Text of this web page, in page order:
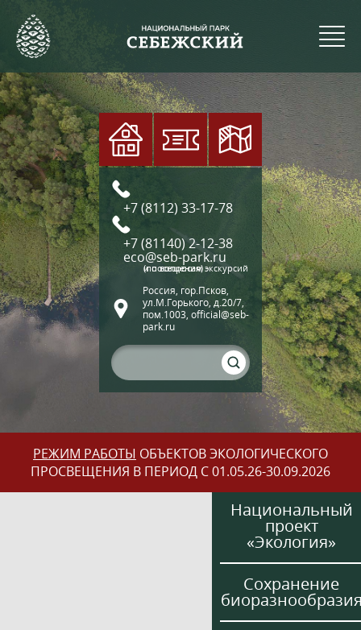
+7 (8112) 33-17-78
+7 (81140) 2-12-38
eco@seb-park.ru
(по вопросам экскурсий и посещения)
Россия, гор.Псков,
ул.М.Горького, д.20/7,
пом.1003, official@seb-
park.ru
РЕЖИМ РАБОТЫ ОБЪЕКТОВ ЭКОЛОГИЧЕСКОГО
ПРОСВЕЩЕНИЯ В ПЕРИОД С 01.05.26-30.09.2026
Национальный
проект
«Экология»
Сохранение